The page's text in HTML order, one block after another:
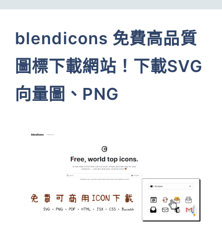
blendicons 免費高品質
圖標下載網站！下載SVG
向量圖、PNG